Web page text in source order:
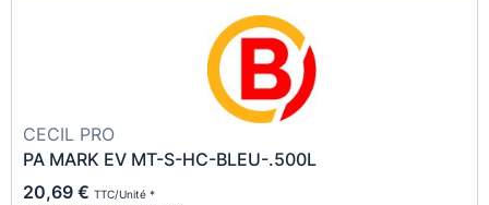
CECIL PRO
PA MARK EV MT-S-HC-BLEU-.500L
20,69 € TTC/Unité *